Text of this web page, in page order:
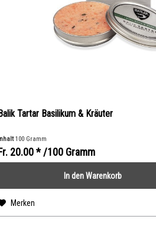
Tartar Basilikum & Kräuter
100 Gramm
20.00 */100 Gramm
In den Warenkorb
Merken